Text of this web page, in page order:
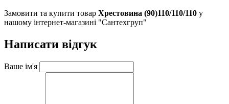
Замовити та купити товар Хрестовина (90)110/110/110 у
нашому інтернет-магазині "Сантехгруп"
Написати відгук
Ваше ім'я